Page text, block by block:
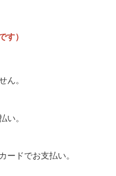
す）
ん。
い。
ードでお支払い。